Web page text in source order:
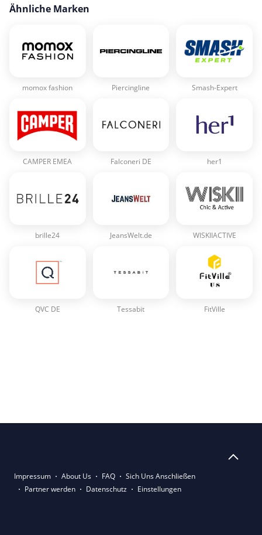
Ähnliche Marken
momox fashion Piercingline Smash-Expert
CAMPER EMEA Falconeri DE her1
brille24 JeansWelt.de WISKIIACTIVE
QVC DE Tessabit FitVille
Impressum About Us FAQ
Sich Uns Anschließen
Partner werden
Datenschutz Einstellungen